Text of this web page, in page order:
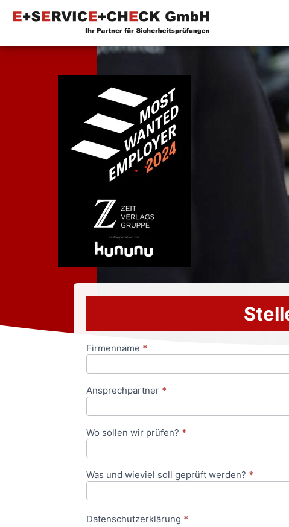
Anfrageformular
Firmenname *
Ansprechpartner *
Wo sollen wir prüfen? *
Was und wieviel soll geprüft werden? *
Datenschutzerklärung *